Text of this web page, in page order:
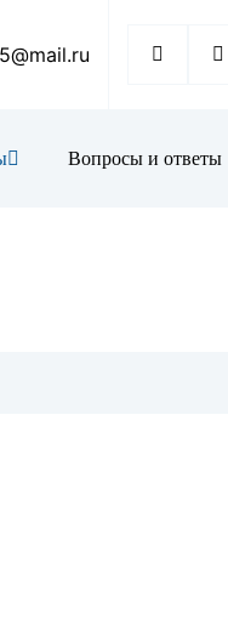
Вопросы и ответы